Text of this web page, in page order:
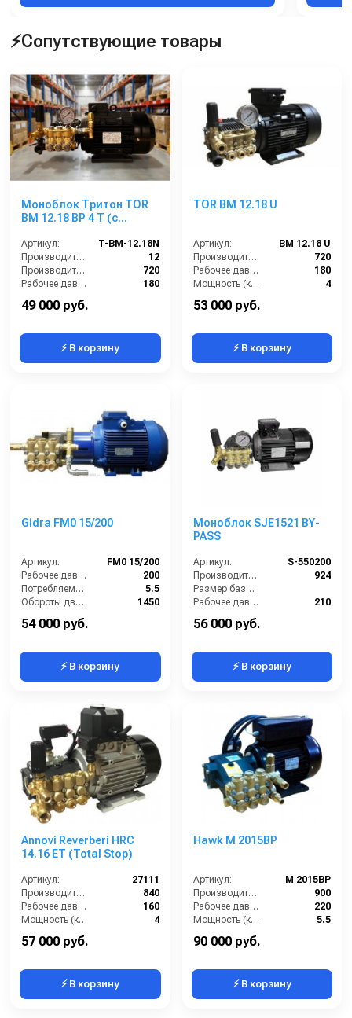
⚡Сопутствующие товары
Моноблок Тритон TOR
ВМ 12.18 ВР 4 Т (с
аварийным
регулятором давления
SVL17 170 бар, без
электрики)
Артикул:
T-BM-12.18N
Производительность (л/мин):
12
Производительность (л/ч):
720
Рабочее давление (бар):
180
Мощность (кВт):
49 000 руб.
⚡ В корзину
TOR BM 12.18 U
Артикул:
BM 12.18 U
Производительность (л/ч):
720
Рабочее давление (бар):
180
Мощность (кВт):
4
Электропитание (В):
53 000 руб.
⚡ В корзину
Gidra FM0 15/200
Артикул:
FM0 15/200
Рабочее давление (бар):
200
Потребляемая мощность (кВт):
5.5
Обороты двигателя (об/мин):
1450
54 000 руб.
⚡ В корзину
Моноблок SJE1521 BY-
PASS
Артикул:
S-550200
Производительность (л/ч):
924
Размер базовой станции (ДхШхВ):
Рабочее давление (бар):
210
56 000 руб.
⚡ В корзину
Annovi Reverberi HRC
14.16 ET (Total Stop)
Артикул:
27111
Производительность (л/ч):
840
Рабочее давление (бар):
160
Мощность (кВт):
4
Электропитание (В):
57 000 руб.
⚡ В корзину
Hawk M 2015BP
Артикул:
M 2015BP
Производительность (л/ч):
900
Рабочее давление (бар):
220
Мощность (кВт):
5.5
Электропитание (В):
90 000 руб.
⚡ В корзину